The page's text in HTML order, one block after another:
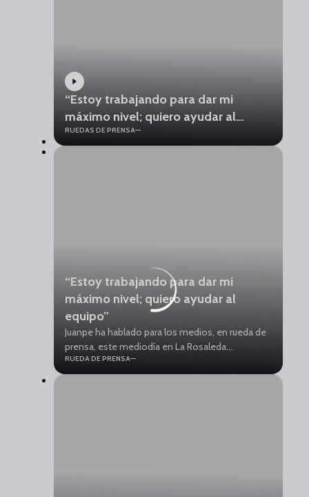
“Estoy trabajando para dar mi
máximo nivel; quiero ayudar al
equipo”
RUEDAS DE PRENSA
“Estoy trabajando para dar mi
máximo nivel; quiero ayudar al
equipo”
Juanpe ha hablado para los medios, en rueda de
prensa, este mediodía en La Rosaleda.
“Tenemos una gran plantilla, somos una familia”,
declaró el centrocampista jerezano.
RUEDA DE PRENSA